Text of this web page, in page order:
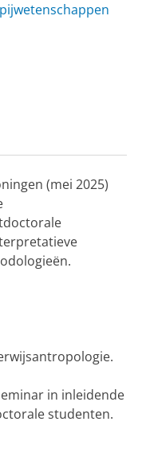
(mei 2025)
in inleidende
studenten.